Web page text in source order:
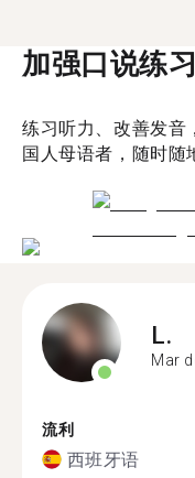
加强口说练
练习听力、改善发音
国人母语者，随时随
L.
Mar
流利
西班牙语